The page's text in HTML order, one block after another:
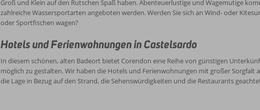
Groß und Klein auf den Rutschen Spaß haben. Abenteuerlustige und Wagemutige
zahlreiche Wassersportarten angeboten werden. Werden Sie sich an Wind- oder
oder Sportfischen wagen?
Hotels und Ferienwohnungen in Castelsardo
In diesem schönen, alten Badeort bietet Corendon eine Reihe von günstigen
möglich zu gestalten. Wir haben die Hotels und Ferienwohnungen mit großer
die Lage in Bezug auf den Strand, die Sehenswürdigkeiten und die Restaurants